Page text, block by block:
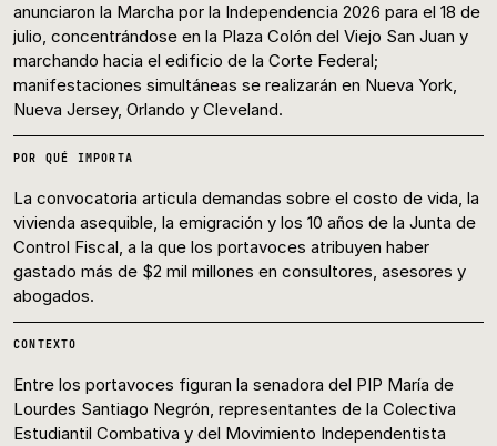
anunciaron la Marcha por la Independencia 2026 para el 18 de
julio, concentrándose en la Plaza Colón del Viejo San Juan y
marchando hacia el edificio de la Corte Federal;
manifestaciones simultáneas se realizarán en Nueva York,
Nueva Jersey, Orlando y Cleveland.
POR QUÉ IMPORTA
La convocatoria articula demandas sobre el costo de vida, la
vivienda asequible, la emigración y los 10 años de la Junta de
Control Fiscal, a la que los portavoces atribuyen haber
gastado más de $2 mil millones en consultores, asesores y
abogados.
CONTEXTO
Entre los portavoces figuran la senadora del PIP María de
Lourdes Santiago Negrón, representantes de la Colectiva
Estudiantil Combativa y del Movimiento Independentista